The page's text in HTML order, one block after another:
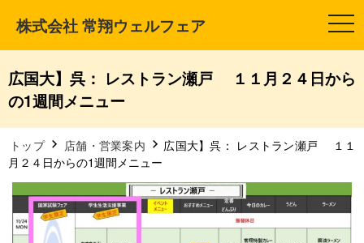
株式会社 常翔ウェルフェア
t
o
e
i
a
広国大】呉： レストラン瀬戸 １１月２４日から
の1週間メニュー
トップ 店舗・営業案内
広国大】呉： レストラン瀬戸 １１
月２４日からの1週間メニュー